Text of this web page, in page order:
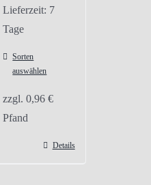
Lieferzeit: 7
Tage
Sorten
auswählen
zzgl.0,96€
Pfand
Details